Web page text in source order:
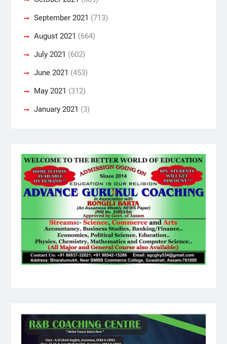
September 2021 (713)
August 2021 (664)
July 2021 (602)
June 2021 (453)
May 2021 (312)
January 2021 (3)